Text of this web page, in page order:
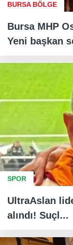
BURSA BÖLGE
Bursa MHP
Yeni başkan
SPOR
UltraAslan
alındı! Suçl...